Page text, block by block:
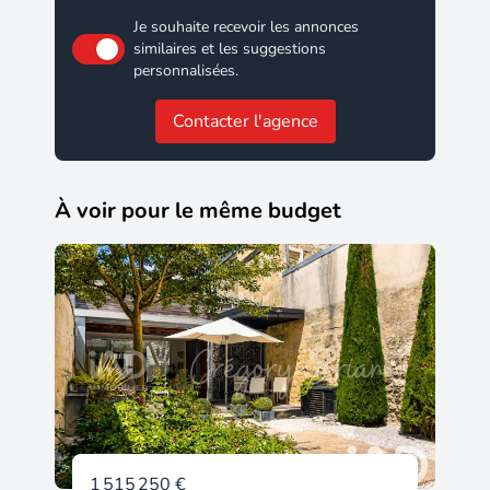
Je souhaite recevoir les annonces
similaires et les suggestions
personnalisées.
Contacter l'agence
À voir pour le même budget
1 515 250 €